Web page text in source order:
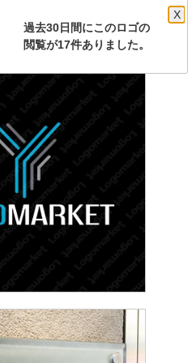
過去30日間にこのロゴの
X
閲覧が17件ありました。